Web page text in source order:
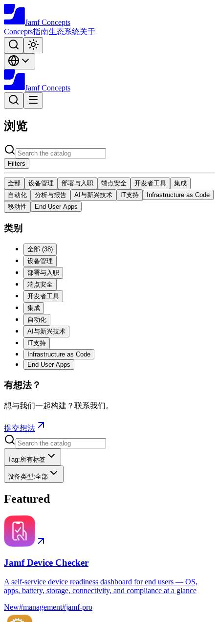
Jamf Concepts
Concepts指南生态系统关于
Jamf Concepts
浏览
Filters
全部 设备管理 部署与入职 端点安全 开发者工具
集成
自动化
分析与报告 AI与新兴技术 IT支持
Infrastructure as Code
移动性
End User Apps
类别
全部 (38)
设备管理
部署与入职
端点安全
开发者工具
集成
自动化
AI与新兴技术
IT支持
Infrastructure as Code
End User Apps
有想法？
想与我们一起构建？联系我们。
提交想法
Tag:所有标签
设备类型:全部
Featured
Jamf Device Checker
A self-service device readiness dashboard for end users — OS,
apps, battery, storage, connectivity, and compliance at a glance
New#management#jamf-pro